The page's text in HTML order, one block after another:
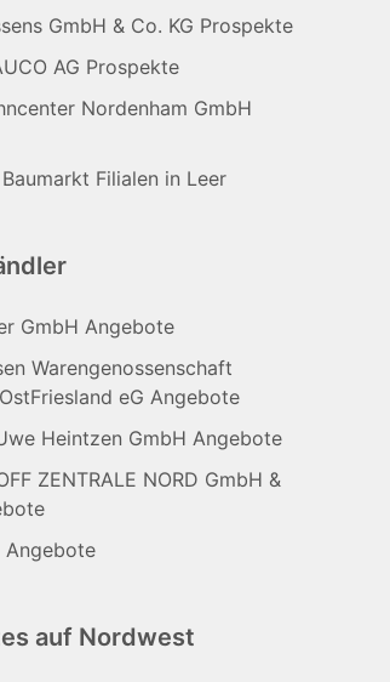
GmbH & Co. KG Prospekte
AG Prospekte
Nordenham GmbH
Filialen in Leer
GmbH Angebote
Warengenossenschaft
eG Angebote
Heintzen GmbH Angebote
ZENTRALE NORD GmbH &
Angebote
auf Nordwest